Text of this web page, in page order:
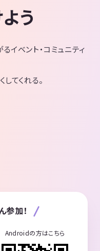
う
イベント・コミュニティ
てくれる。
参加！
Androidの方はこちら